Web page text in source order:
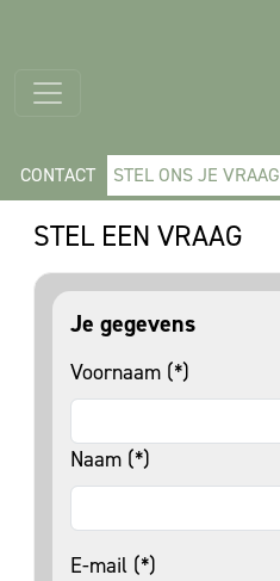
CONTACT STEL ONS JE VRAAG
STEL EEN VRAAG
Je gegevens
Voornaam (*)
Naam (*)
E-mail (*)